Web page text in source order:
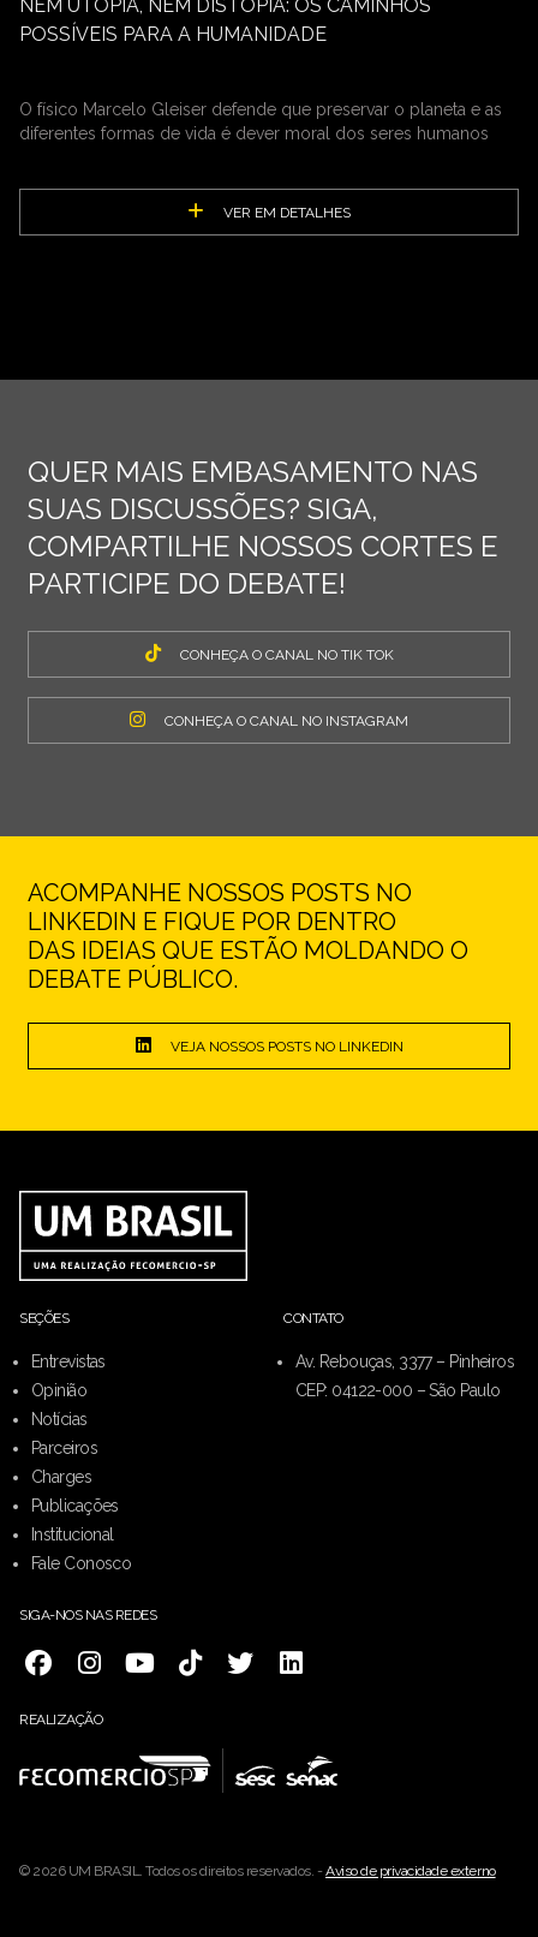
NEM UTOPIA, NEM DISTOPIA: OS CAMINHOS
POSSÍVEIS PARA A HUMANIDADE
O físico Marcelo Gleiser defende que preservar o planeta e as
diferentes formas de vida é dever moral dos seres humanos
VER EM DETALHES
QUER MAIS EMBASAMENTO NAS
SUAS DISCUSSÕES? SIGA,
COMPARTILHE NOSSOS CORTES E
PARTICIPE DO DEBATE!
CONHEÇA O CANAL NO TIK TOK
CONHEÇA O CANAL NO INSTAGRAM
ACOMPANHE NOSSOS POSTS NO
LINKEDIN E FIQUE POR DENTRO
DAS IDEIAS QUE ESTÃO MOLDANDO O
DEBATE PÚBLICO.
VEJA NOSSOS POSTS NO LINKEDIN
SEÇÕES
Entrevistas
Opinião
Notícias
Parceiros
Charges
Publicações
Institucional
Fale Conosco
CONTATO
Av. Rebouças, 3377 – Pinheiros
CEP: 04122-000 – São Paulo
SIGA-NOS NAS REDES
REALIZAÇÃO
© 2026 UM BRASIL. Todos os direitos reservados. -Aviso de privacidade externo